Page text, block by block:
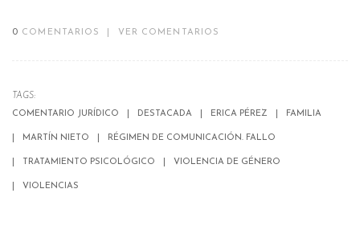
0 COMENTARIOS VER COMENTARIOS
TAGS:
COMENTARIO JURÍDICO
DESTACADA ERICA PÉREZ FAMILIA
MARTÍN NIETO RÉGIMEN DE COMUNICACIÓN. FALLO
TRATAMIENTO PSICOLÓGICO VIOLENCIA DE GÉNERO
VIOLENCIAS